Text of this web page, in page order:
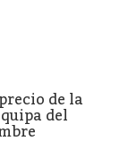
de la
del